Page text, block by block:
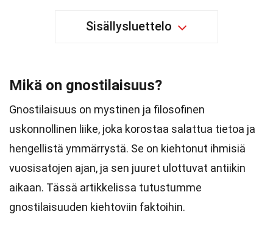
Sisällysluettelo
Mikä on gnostilaisuus?
Gnostilaisuus on mystinen ja filosofinen
uskonnollinen liike, joka korostaa salattua tietoa ja
hengellistä ymmärrystä. Se on kiehtonut ihmisiä
vuosisatojen ajan, ja sen juuret ulottuvat antiikin
aikaan. Tässä artikkelissa tutustumme
gnostilaisuuden kiehtoviin faktoihin.